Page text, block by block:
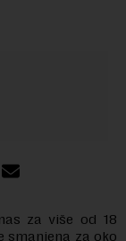
za više od 18
smanjena za oko